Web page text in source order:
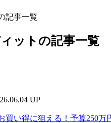
記事一覧
ットの記事一覧
UP
買い得に狙える！予算250